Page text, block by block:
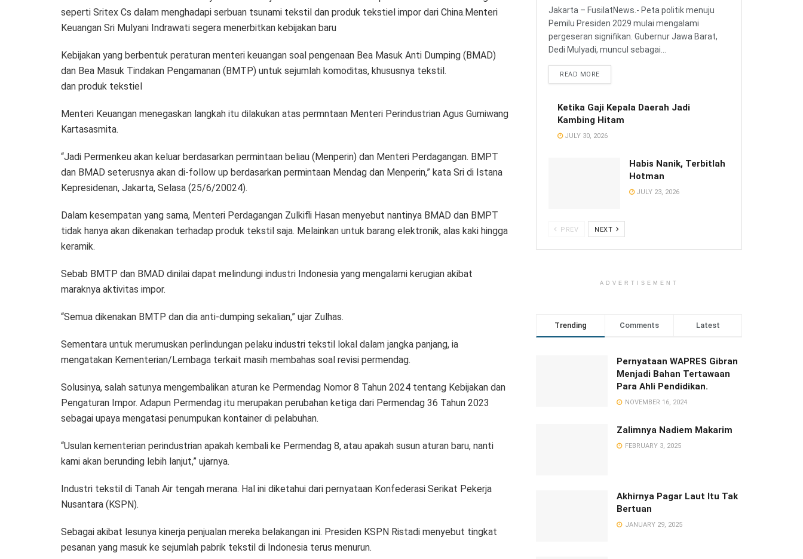
seperti Sritex Cs dalam menghadapi serbuan tsunami tekstil dan produk tekstiel impor dari China.Menteri
Keuangan Sri Mulyani Indrawati segera menerbitkan kebijakan baru
Kebijakan yang berbentuk peraturan menteri keuangan soal pengenaan Bea Masuk Anti Dumping (BMAD)
dan Bea Masuk Tindakan Pengamanan (BMTP) untuk sejumlah komoditas, khususnya tekstil.
dan produk tekstiel
Menteri Keuangan menegaskan langkah itu dilakukan atas permntaan Menteri Perindustrian Agus Gumiwang
Kartasasmita.
“Jadi Permenkeu akan keluar berdasarkan permintaan beliau (Menperin) dan Menteri Perdagangan. BMPT
dan BMAD seterusnya akan di-follow up berdasarkan permintaan Mendag dan Menperin,” kata Sri di Istana
Kepresidenan, Jakarta, Selasa (25/6/20024).
Dalam kesempatan yang sama, Menteri Perdagangan Zulkifli Hasan menyebut nantinya BMAD dan BMPT
tidak hanya akan dikenakan terhadap produk tekstil saja. Melainkan untuk barang elektronik, alas kaki hingga
keramik.
Sebab BMTP dan BMAD dinilai dapat melindungi industri Indonesia yang mengalami kerugian akibat
maraknya aktivitas impor.
“Semua dikenakan BMTP dan dia anti-dumping sekalian,” ujar Zulhas.
Sementara untuk merumuskan perlindungan pelaku industri tekstil lokal dalam jangka panjang, ia
mengatakan Kementerian/Lembaga terkait masih membahas soal revisi permendag.
Solusinya, salah satunya mengembalikan aturan ke Permendag Nomor 8 Tahun 2024 tentang Kebijakan dan
Pengaturan Impor. Adapun Permendag itu merupakan perubahan ketiga dari Permendag 36 Tahun 2023
sebagai upaya mengatasi penumpukan kontainer di pelabuhan.
“Usulan kementerian perindustrian apakah kembali ke Permendag 8, atau apakah susun aturan baru, nanti
kami akan berunding lebih lanjut,” ujarnya.
Industri tekstil di Tanah Air tengah merana. Hal ini diketahui dari pernyataan Konfederasi Serikat Pekerja
Nusantara (KSPN).
Sebagai akibat lesunya kinerja penjualan mereka belakangan ini. Presiden KSPN Ristadi menyebut tingkat
pesanan yang masuk ke sejumlah pabrik tekstil di Indonesia terus menurun.
Jakarta – FusilatNews.- Peta politik menuju
Pemilu Presiden 2029 mulai mengalami
pergeseran signifikan. Gubernur Jawa Barat,
Dedi Mulyadi, muncul sebagai...
READ MORE
Ketika Gaji Kepala Daerah Jadi
Kambing Hitam
JULY 30, 2026
Habis Nanik, Terbitlah
Hotman
JULY 23, 2026
PREV NEXT
ADVERTISEMENT
Trending Comments Latest
Pernyataan WAPRES Gibran
Menjadi Bahan Tertawaan
Para Ahli Pendidikan.
NOVEMBER 16, 2024
Zalimnya Nadiem Makarim
FEBRUARY 3, 2025
Akhirnya Pagar Laut Itu Tak
Bertuan
JANUARY 29, 2025